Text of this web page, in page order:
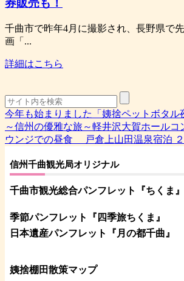
券販売も！
千曲市で昨年4月に撮影され、長野県で
画「...
詳細はこちら
今年も始まりました「姨捨ペットボタル
～信州の優雅な旅～軽井沢大賀ホールコ
ウンジでの昼食 戸倉上山田温泉宿泊
信州千曲観光局オリジナル
千曲市観光総合パンフレット 『ちくま 』
季節パンフレット『四季旅ちくま』
日本遺産パンフレット
『月の都千曲 』
姨捨棚田散策マップ